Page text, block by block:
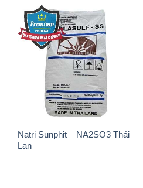
Natri Sunphit – NA2SO3 Thái
Lan